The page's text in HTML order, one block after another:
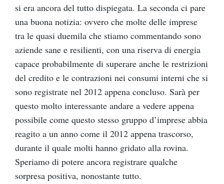
si era ancora del tutto dispiegata. La seconda ci pare
una buona notizia: ovvero che molte delle imprese
tra le quasi duemila che stiamo commentando sono
aziende sane e resilienti, con una riserva di energia
capace probabilmente di superare anche le restrizioni
del credito e le contrazioni nei consumi interni che si
sono registrate nel 2012 appena concluso. Sarà per
questo molto interessante andare a vedere appena
possibile come questo stesso gruppo d’imprese abbia
reagito a un anno come il 2012 appena trascorso,
durante il quale molti hanno gridato alla rovina.
Speriamo di potere ancora registrare qualche
sorpresa positiva, nonostante tutto.